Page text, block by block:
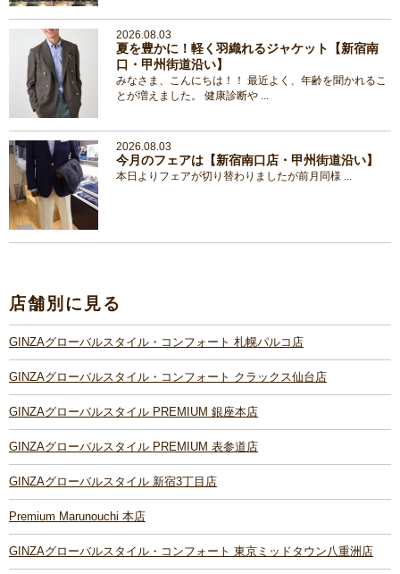
2026.08.03
夏を豊かに！軽く羽織れるジャケット【新宿南
口・甲州街道沿い】
みなさま、こんにちは！！ 最近よく、年齢を聞かれるこ
とが増えました。 健康診断や ...
2026.08.03
今月のフェアは【新宿南口店・甲州街道沿い】
本日よりフェアが切り替わりましたが前月同様 ...
店舗別に見る
GINZAグローバルスタイル・コンフォート 札幌パルコ店
GINZAグローバルスタイル・コンフォート クラックス仙台店
GINZAグローバルスタイル PREMIUM 銀座本店
GINZAグローバルスタイル PREMIUM 表参道店
GINZAグローバルスタイル 新宿3丁目店
Premium Marunouchi 本店
GINZAグローバルスタイル・コンフォート 東京ミッドタウン八重洲店